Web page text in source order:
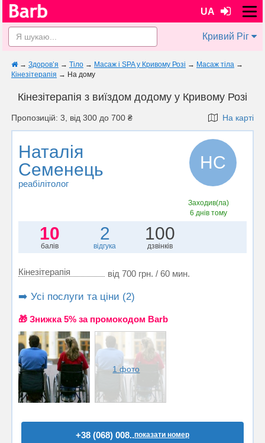
UA
Кривий Ріг
→ Здоров’я → Тіло → Масаж і SPA у Кривому Розі → Масаж тіла →
Кінезітерапія → На дому
Кінезітерапія з виїздом додому у Кривому Розі
Пропозицій: 3, від 300 до 700 ₴ На карті
Наталія
Семенець
реабілітолог
НС
Заходив(ла)
6 днів тому
10
балів
2
відгука
100
дзвінків
Кінезітерапія від 700 грн. / 60 мин.
➡️ Усі послуги та ціни (2)
🎁 Знижка 5% за промокодом Barb
1 фото
+38 (068) 008..показати номер